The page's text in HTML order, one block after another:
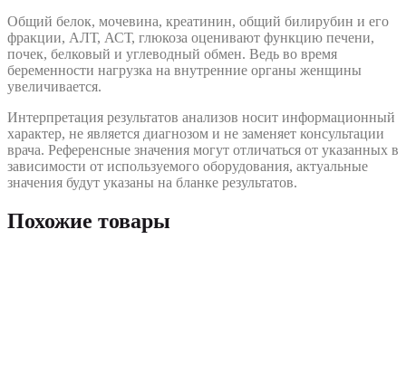
Общий белок, мочевина, креатинин, общий билирубин и его
фракции, АЛТ, АСТ, глюкоза оценивают функцию печени,
почек, белковый и углеводный обмен. Ведь во время
беременности нагрузка на внутренние органы женщины
увеличивается.
Интерпретация результатов анализов носит информационный
характер, не является диагнозом и не заменяет консультации
врача. Референсные значения могут отличаться от указанных в
зависимости от используемого оборудования, актуальные
значения будут указаны на бланке результатов.
Похожие товары